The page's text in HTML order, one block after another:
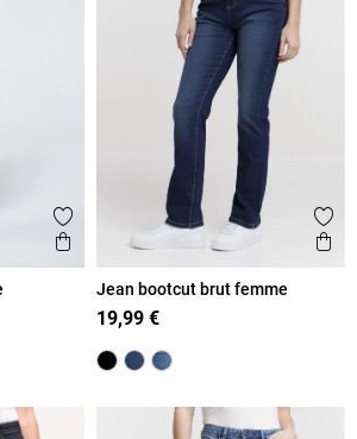
Ajouter aux favoris
Aperçu rapide
Jean bootcut brut femme
19,99 €